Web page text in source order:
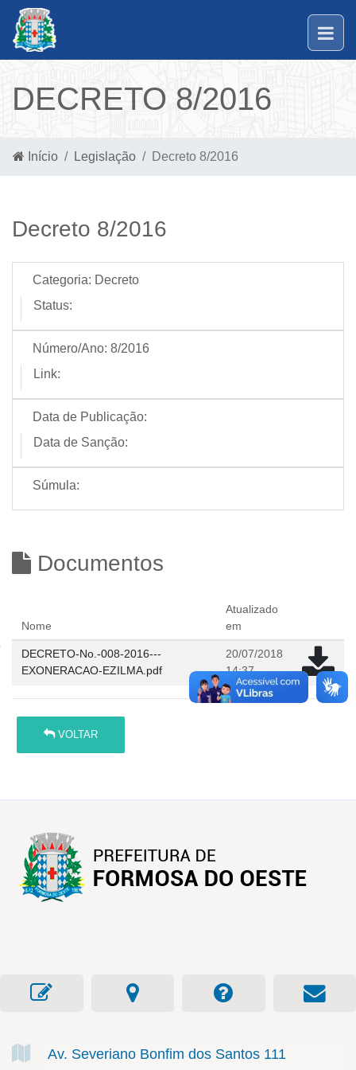
DECRETO 8/2016
Início Legislação Decreto 8/2016
Decreto 8/2016
Categoria: Decreto
Status:
Número/Ano: 8/2016
Link:
Data de Publicação:
Data de Sanção:
Súmula:
Documentos
Nome
Atualizado
em
DECRETO-No.-008-2016---
EXONERACAO-EZILMA.pdf
20/07/2018
14:37
VOLTAR
Av. Severiano Bonfim dos Santos 111